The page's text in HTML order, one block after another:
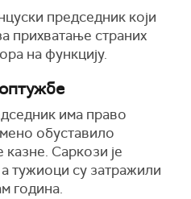
председник који
прихватање страних
на функцију.
има право
обуставило
Саркози је
тужиоци су затражили
година.